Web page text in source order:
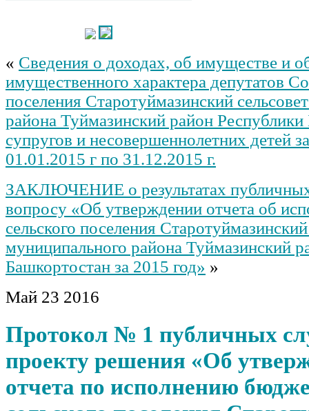
« Сведения о доходах, об имуществе и
имущественного характера депутатов
поселения Старотуймазинский
района Туймазинский район
супругов и несовершеннолетних детей
01.01.2015 г по 31.12.2015 г.
ЗАКЛЮЧЕНИЕ о результатах
вопросу «Об утверждении отчета об
сельского поселения
муниципального района Туймазинский
Башкортостан за 2015 год» »
Май 23 2016
Протокол № 1 публичных
проекту решения «Об
отчета по исполнению